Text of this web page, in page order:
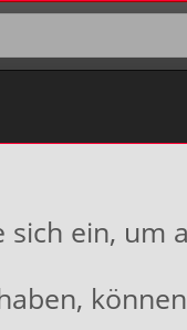
sich ein, um